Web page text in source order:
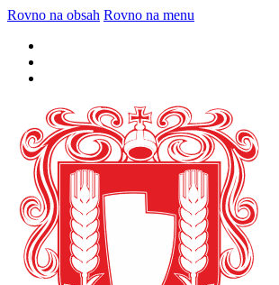
Rovno na obsah Rovno na menu